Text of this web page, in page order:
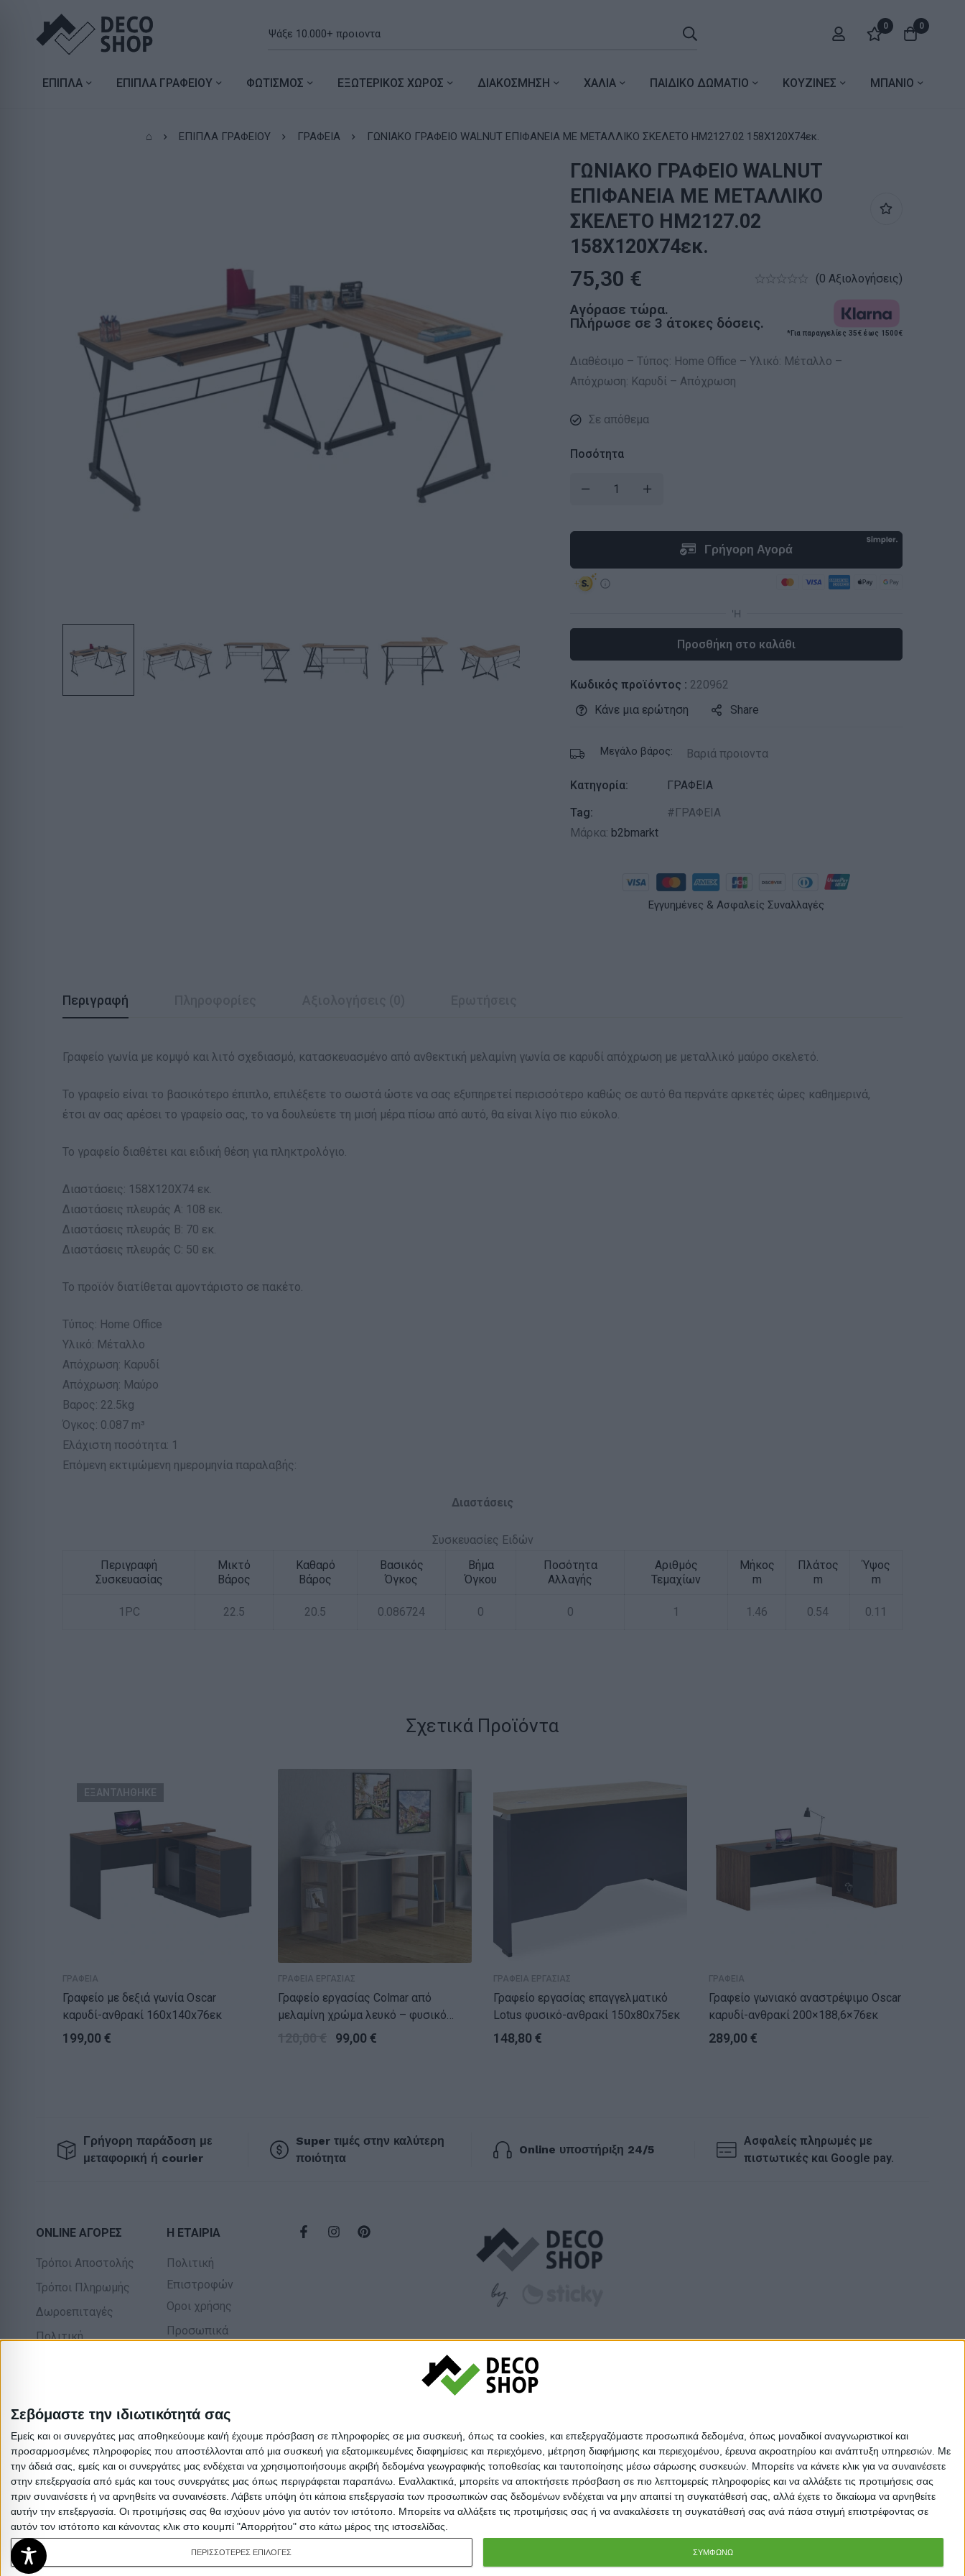
Σεβόμαστε την ιδιωτικότητά σας
Εμείς και οι συνεργάτες μας αποθηκεύουμε και/ή έχουμε πρόσβαση σε πληροφορίες σε μια συσκευή, όπως τα cookies, και επεξεργαζόμαστε προσωπικά δεδομένα, όπως μοναδικοί αναγνωριστικοί και
προσαρμοσμένες πληροφορίες που αποστέλλονται από μια συσκευή για εξατομικευμένες διαφημίσεις και περιεχόμενο, μέτρηση διαφήμισης και περιεχομένου, έρευνα ακροατηρίου και ανάπτυξη υπηρεσιών. Με
την άδειά σας, εμείς και οι συνεργάτες μας ενδέχεται να χρησιμοποιήσουμε ακριβή δεδομένα γεωγραφικής τοποθεσίας και ταυτοποίησης μέσω σάρωσης συσκευών. Μπορείτε να κάνετε κλικ για να συναινέσετε
στην επεξεργασία από εμάς και τους συνεργάτες μας όπως περιγράφεται παραπάνω. Εναλλακτικά, μπορείτε να αποκτήσετε πρόσβαση σε πιο λεπτομερείς πληροφορίες και να αλλάξετε τις προτιμήσεις σας
πριν συναινέσετε ή να αρνηθείτε να συναινέσετε. Λάβετε υπόψη ότι κάποια επεξεργασία των προσωπικών σας δεδομένων ενδέχεται να μην απαιτεί τη συγκατάθεσή σας, αλλά έχετε το δικαίωμα να αρνηθείτε
αυτήν την επεξεργασία. Οι προτιμήσεις σας θα ισχύουν μόνο για αυτόν τον ιστότοπο. Μπορείτε να αλλάξετε τις προτιμήσεις σας ή να ανακαλέσετε τη συγκατάθεσή σας ανά πάσα στιγμή επιστρέφοντας σε
αυτόν τον ιστότοπο και κάνοντας κλικ στο κουμπί "Απορρήτου" στο κάτω μέρος της ιστοσελίδας.
ΠΕΡΙΣΣΟΤΕΡΕΣ ΕΠΙΛΟΓΕΣ ΣΥΜΦΩΝΩ
0 0
ΕΠΙΠΛΑ ΕΠΙΠΛΑ ΓΡΑΦΕΙΟΥ ΦΩΤΙΣΜΟΣ ΕΞΩΤΕΡΙΚΟΣ ΧΩΡΟΣ ΔΙΑΚΟΣΜΗΣΗ ΧΑΛΙΑ ΠΑΙΔΙΚΟ ΔΩΜΑΤΙΟ ΚΟΥΖΙΝΕΣ ΜΠΑΝΙΟ
⌂ ΕΠΙΠΛΑ ΓΡΑΦΕΙΟΥ ΓΡΑΦΕΙΑ ΓΩΝΙΑΚΟ ΓΡΑΦΕΙΟ WALNUT ΕΠΙΦΑΝΕΙΑ ΜΕ ΜΕΤΑΛΛΙΚΟ ΣΚΕΛΕΤΟ HM2127.02 158Χ120Χ74εκ.
ΓΩΝΙΑΚΟ ΓΡΑΦΕΙΟ WALNUT
ΕΠΙΦΑΝΕΙΑ ΜΕ ΜΕΤΑΛΛΙΚΟ
ΣΚΕΛΕΤΟ HM2127.02
158Χ120Χ74εκ.
75,30 € (0 Αξιολογήσεις)
Αγόρασε τώρα.
Πλήρωσε σε 3 άτοκες δόσεις.
*Για παραγγελίες 35€ έως 1500€
Διαθέσιμο – Τύπος: Home Office – Υλικό: Μέταλλο –
Απόχρωση: Καρυδί – Απόχρωση
Σε απόθεμα
Ποσότητα
Προσθήκη στο καλάθι
Κωδικός προϊόντος : 220962
Κάνε μια ερώτηση
Share
Μεγάλο βάρος: Βαριά προιοντα
Κατηγορία:
ΓΡΑΦΕΙΑ
Tag:
ΓΡΑΦΕΙΑ
Μάρκα: b2bmarkt
Εγγυημένες & Ασφαλείς Συναλλαγές
Περιγραφή
Γραφείο γωνία με κομψό και λιτό σχεδιασμό, κατασκευασμένο από ανθεκτική μελαμίνη γωνία σε καρυδί απόχρωση με μεταλλικό μαύρο σκελετό.
Το γραφείο είναι το βασικότερο έπιπλο, επιλέξετε το σωστά ώστε να σας εξυπηρετεί περισσότερο καθώς σε αυτό θα περνάτε αρκετές ώρες καθημερινά,
έτσι αν σας αρέσει το γραφείο σας, το να δουλεύετε τη μισή μέρα πίσω από αυτό, θα είναι λίγο πιο εύκολο.
Το γραφείο διαθέτει και ειδική θέση για πληκτρολόγιο.
Διαστάσεις: 158Χ120Χ74 εκ.
Διαστάσεις πλευράς A: 108 εκ.
Διαστάσεις πλευράς B: 70 εκ.
Διαστάσεις πλευράς C: 50 εκ.
Το προϊόν διατίθεται αμοντάριστο σε πακέτο.
Τύπος: Home Office
Υλικό: Μέταλλο
Απόχρωση: Καρυδί
Απόχρωση: Μαύρο
Βαρος: 22.5kg
Όγκος: 0.087 m³
Ελάχιστη ποσότητα: 1
Επόμενη εκτιμώμενη ημερομηνία παραλαβής:
Διαστάσεις
Συσκευασίες Ειδών
Περιγραφή
Συσκευασίας
Μικτό
Βάρος
Καθαρό
Βάρος
Βασικός
Όγκος
Βήμα
Όγκου
Ποσότητα
Αλλαγής
Αριθμός
Τεμαχίων
Μήκος
m
Πλάτος
m
Ύψος
m
1PC 22.5 20.5 0.086724 0 0 1 1.46 0.54 0.11
Σχετικά Προϊόντα
ΕΞΑΝΤΛΗΘΗΚΕ
ΓΡΑΦΕΙΑ
Γραφείο με δεξιά γωνία Oscar
καρυδί-ανθρακί 160x140x76εκ
199,00 €
ΓΡΑΦΕΙΑ ΕΡΓΑΣΙΑΣ
Γραφείο εργασίας Colmar από
μελαμίνη χρώμα λευκό – φυσικό
οξιάς 140x60x75εκ
99,00 €
ΓΡΑΦΕΙΑ ΕΡΓΑΣΙΑΣ
Γραφείο εργασίας επαγγελματικό
Lotus φυσικό-ανθρακί 150x80x75εκ
148,80 €
ΓΡΑΦΕΙΑ
Γραφείο γωνιακό αναστρέψιμο Oscar
καρυδί-ανθρακί 200×188,6×76εκ
289,00 €
Γρήγορη παράδοση με
μεταφορική ή courier
Super τιμές στην καλύτερη
ποιότητα
Online υποστήριξη 24/5
Ασφαλείς πληρωμές με
πιστωτικές και Google pay.
ONLINE ΑΓΟΡΕΣ
Τρόποι Αποστολής
Τρόποι Πληρωμής
Δωροεπιταγές
Πολιτική
Η ΕΤΑΙΡΙΑ
Πολιτική
Επιστροφών
Οροι χρήσης
Προσωπικά
© Decoshop 2024